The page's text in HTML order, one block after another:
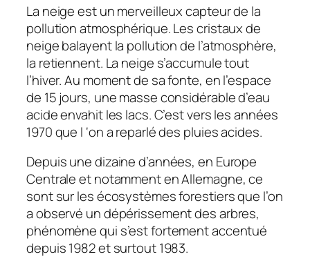
La neige est un merveilleux capteur de la
pollution atmosphérique. Les cristaux de
neige balayent la pollution de l’atmosphère,
la retiennent. La neige s’accumule tout
l’hiver. Au moment de sa fonte, en l’espace
de 15 jours, une masse considérable d’eau
acide envahit les lacs. C’est vers les années
1970 que l ‘on a reparlé des pluies acides.
Depuis une dizaine d’années, en Europe
Centrale et notamment en Allemagne, ce
sont sur les écosystèmes forestiers que l’on
a observé un dépérissement des arbres,
phénomène qui s’est fortement accentué
depuis 1982 et surtout 1983.